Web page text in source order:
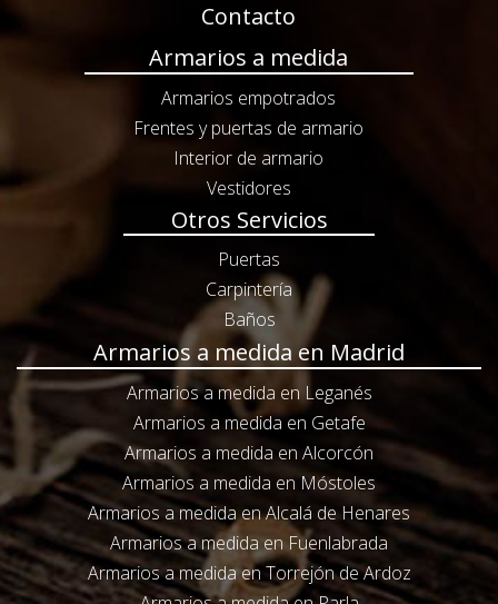
Contacto
Armarios a medida
Armarios empotrados
Frentes y puertas de armario
Interior de armario
Vestidores
Otros Servicios
Puertas
Carpintería
Baños
Armarios a medida en Madrid
Armarios a medida en Leganés
Armarios a medida en Getafe
Armarios a medida en Alcorcón
Armarios a medida en Móstoles
Armarios a medida en Alcalá de Henares
Armarios a medida en Fuenlabrada
Armarios a medida en Torrejón de Ardoz